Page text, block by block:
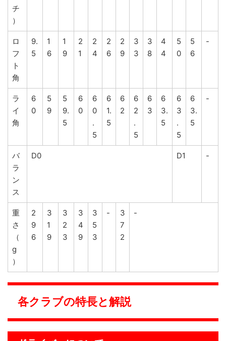
チ
）
ロ
フ
ト
角
9.
5
1
6
1
9
2
1
2
4
2
6
2
9
3
3
3
8
4
4
5
0
5
6
-
ラ
イ
角
6
0
5
9
5
9.
5
6
0
6
0
.
5
6
1.
5
6
2
6
2
.
5
6
3
6
3.
5
6
3
.
5
6
3.
5
-
バ
ラ
ン
ス
D0 D1 -
重
さ
（
g
）
2
9
6
3
1
9
3
2
3
3
4
9
3
5
3
-
3
7
2
-
各クラブの特長と解説